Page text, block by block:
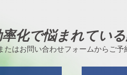
化で悩まれてい
たはお問い合わせフォームからご予